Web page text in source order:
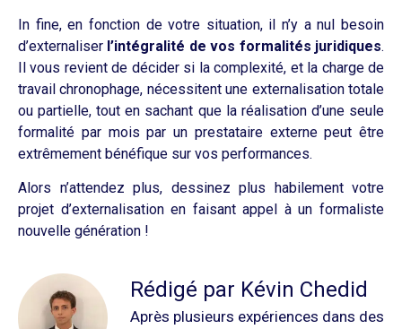
In fine, en fonction de votre situation, il n’y a nul besoin
d’externaliser l’intégralité de vos formalités juridiques.
Il vous revient de décider si la complexité, et la charge de
travail chronophage, nécessitent une externalisation totale
ou partielle, tout en sachant que la réalisation d’une seule
formalité par mois par un prestataire externe peut être
extrêmement bénéfique sur vos performances.
Alors n’attendez plus, dessinez plus habilement votre
projet d’externalisation en faisant appel à un formaliste
nouvelle génération !
Rédigé par Kévin Chedid
Après plusieurs expériences dans des